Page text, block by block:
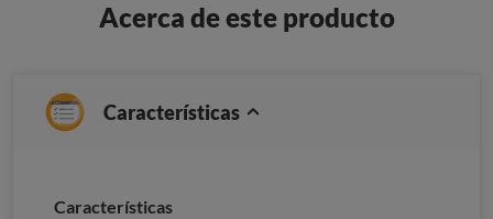
Acerca de este producto
Características
Caracterí­sticas